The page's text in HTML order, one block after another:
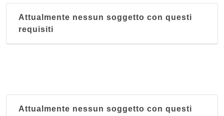
Attualmente nessun soggetto con questi
requisiti
Attualmente nessun soggetto con questi